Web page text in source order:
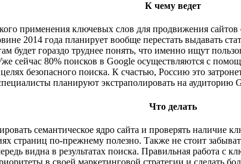
К чему ведет
применения ключевых слов для продвижения
2014 года планирует вообще перестать выдавать
будет гораздо труднее понять, что именно ищут
сейчас 80% поисков в Google осуществляются с
безопасного поиска. К счастью, Россию это
планируют экстраполировать на
Что делать
семантическое ядро сайта и проверять наличие
страниц по-прежнему полезно. Также не стоит
видна в результатах поиска. Правильная работа с
в своей маркетинговой стратегии и сделать